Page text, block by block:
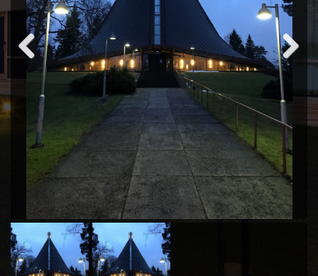
Previous Next